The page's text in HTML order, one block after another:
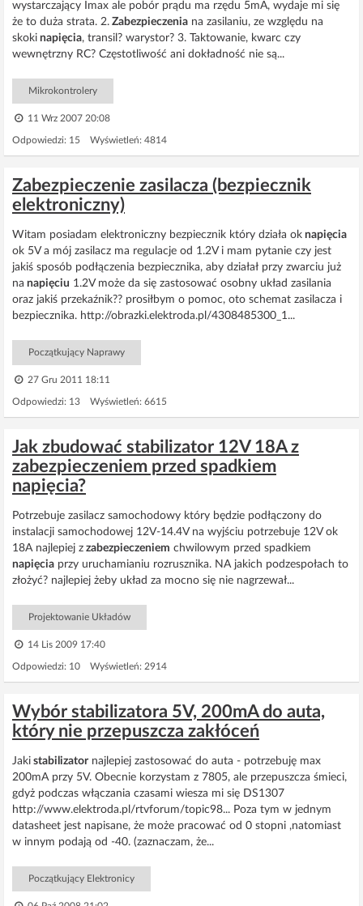
wystarczający Imax ale pobór prądu ma rzędu 5mA, wydaje mi się
że to duża strata. 2. Zabezpieczenia na zasilaniu, ze względu na
skoki napięcia, transil? warystor? 3. Taktowanie, kwarc czy
wewnętrzny RC? Częstotliwość ani dokładność nie są...
Mikrokontrolery
11 Wrz 2007 20:08
Odpowiedzi: 15 Wyświetleń: 4814
Zabezpieczenie zasilacza (bezpiecznik
elektroniczny)
Witam posiadam elektroniczny bezpiecznik który działa ok napięcia
ok 5V a mój zasilacz ma regulacje od 1.2V i mam pytanie czy jest
jakiś sposób podłączenia bezpiecznika, aby działał przy zwarciu już
na napięciu 1.2V może da się zastosować osobny układ zasilania
oraz jakiś przekaźnik?? prosiłbym o pomoc, oto schemat zasilacza i
bezpiecznika. http://obrazki.elektroda.pl/4308485300_1...
Początkujący Naprawy
27 Gru 2011 18:11
Odpowiedzi: 13 Wyświetleń: 6615
Jak zbudować stabilizator 12V 18A z
zabezpieczeniem przed spadkiem
napięcia?
Potrzebuje zasilacz samochodowy który będzie podłączony do
instalacji samochodowej 12V-14.4V na wyjściu potrzebuje 12V ok
18A najlepiej z zabezpieczeniem chwilowym przed spadkiem
napięcia przy uruchamianiu rozrusznika. NA jakich podzespołach to
złożyć? najlepiej żeby układ za mocno się nie nagrzewał...
Projektowanie Układów
14 Lis 2009 17:40
Odpowiedzi: 10 Wyświetleń: 2914
Wybór stabilizatora 5V, 200mA do auta,
który nie przepuszcza zakłóceń
Jaki stabilizatornajlepiej zastosować do auta - potrzebuję max
200mA przy 5V. Obecnie korzystam z 7805, ale przepuszcza śmieci,
gdyż podczas włączania czasami wiesza mi się DS1307
http://www.elektroda.pl/rtvforum/topic98... Poza tym w jednym
datasheet jest napisane, że może pracować od 0 stopni ,natomiast
w innym podają od -40. (zaznaczam, że...
Początkujący Elektronicy